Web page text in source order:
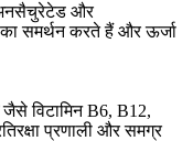
और
समर्थन करते हैं और ऊर्जा
जैसे विटामिन B6, B12,
प्रणाली और समग्र